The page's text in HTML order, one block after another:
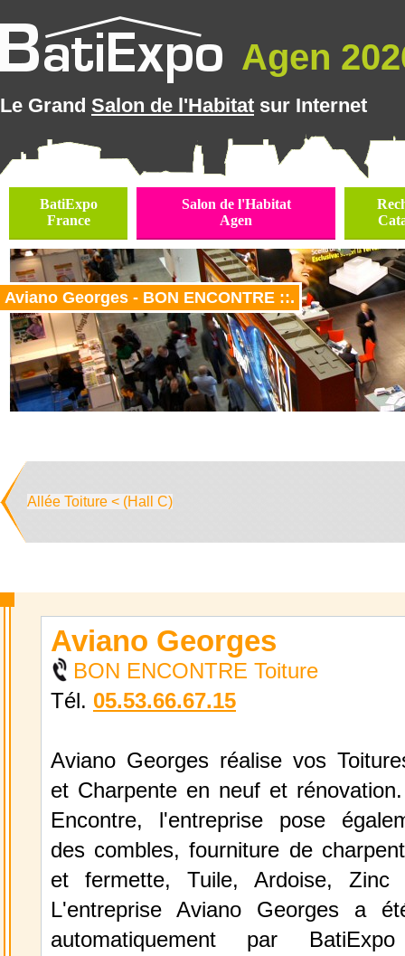
Agen
Le Grand Salon de l'Habitat sur Internet
BatiExpo
France
Salon de l'Habitat
Agen
Aviano Georges - BON ENCONTRE ::.
Allée Toiture < (Hall C)
Aviano Georges
BON ENCONTRE Toiture
Tél. 05.53.66.67.15
Aviano Georges réalise vos
et Charpente en neuf et
Encontre, l'entreprise pose
des combles, fourniture de
et fermette, Tuile, Ardoise, Zinc
L'entreprise Aviano Georges a
automatiquement par